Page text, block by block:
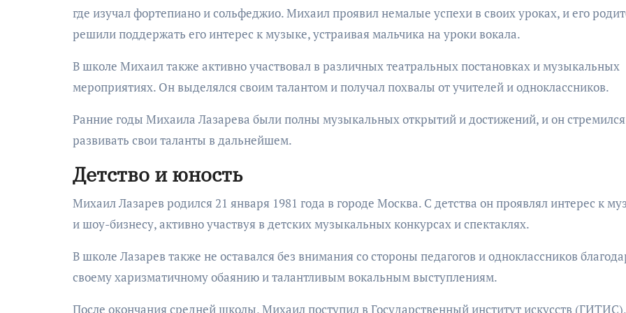
где изучал фортепиано и сольфеджио. Михаил проявил немалые успехи в своих уроках, и его
решили поддержать его интерес к музыке, устраивая мальчика на уроки вокала.
В школе Михаил также активно участвовал в различных театральных постановках и музыкальных
мероприятиях. Он выделялся своим талантом и получал похвалы от учителей и одноклассников.
Ранние годы Михаила Лазарева были полны музыкальных открытий и достижений, и он стремился
развивать свои таланты в дальнейшем.
Детство и юность
Михаил Лазарев родился 21 января 1981 года в городе Москва. С детства он проявлял интерес к
и шоу-бизнесу, активно участвуя в детских музыкальных конкурсах и спектаклях.
В школе Лазарев также не оставался без внимания со стороны педагогов и одноклассников
своему харизматичному обаянию и талантливым вокальным выступлениям.
После окончания средней школы, Михаил поступил в Государственный институт искусств (ГИТИС),